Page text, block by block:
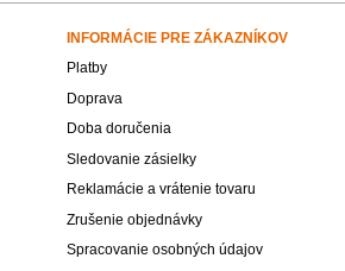
INFORMÁCIE PRE ZÁKAZNÍKOV
Platby
Doprava
Doba doručenia
Sledovanie zásielky
Reklamácie a vrátenie tovaru
Zrušenie objednávky
Spracovanie osobných údajov